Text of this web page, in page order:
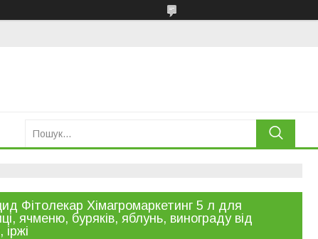
Фітолекар Хімагромаркетинг 5 л для
ячменю, буряків, яблунь, винограду від
іржі